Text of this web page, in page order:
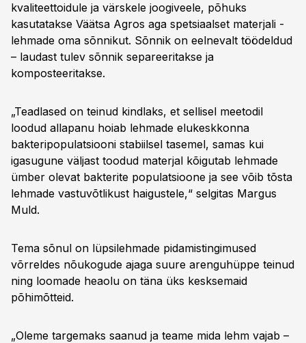
kvaliteettoidule ja värskele joogiveele, põhuks
kasutatakse Väätsa Agros aga spetsiaalset materjali -
lehmade oma sõnnikut. Sõnnik on eelnevalt töödeldud
– laudast tulev sõnnik separeeritakse ja
komposteeritakse.
„Teadlased on teinud kindlaks, et sellisel meetodil
loodud allapanu hoiab lehmade elukeskkonna
bakteripopulatsiooni stabiilsel tasemel, samas kui
igasugune väljast toodud materjal kõigutab lehmade
ümber olevat bakterite populatsioone ja see võib tõsta
lehmade vastuvõtlikust haigustele,“ selgitas Margus
Muld.
Tema sõnul on lüpsilehmade pidamistingimused
võrreldes nõukogude ajaga suure arenguhüppe teinud
ning loomade heaolu on täna üks kesksemaid
põhimõtteid.
„Oleme targemaks saanud ja teame mida lehm vajab –